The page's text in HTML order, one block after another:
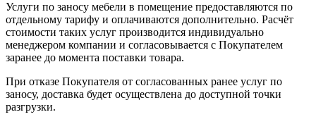
Услуги по заносу мебели в помещение предоставляются по
отдельному тарифу и оплачиваются дополнительно. Расчёт
стоимости таких услуг производится индивидуально
менеджером компании и согласовывается с Покупателем
заранее до момента поставки товара.
При отказе Покупателя от согласованных ранее услуг по
заносу, доставка будет осуществлена до доступной точки
разгрузки.